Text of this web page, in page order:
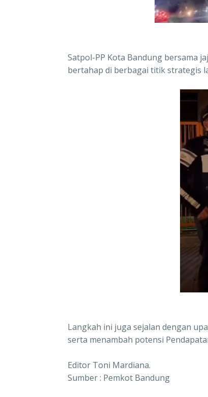
Satpol-PP Kota Bandung bersama
bertahap di berbagai titik strategis
Langkah ini juga sejalan dengan
serta menambah potensi
Editor Toni Mardiana.
Sumber : Pemkot Bandung